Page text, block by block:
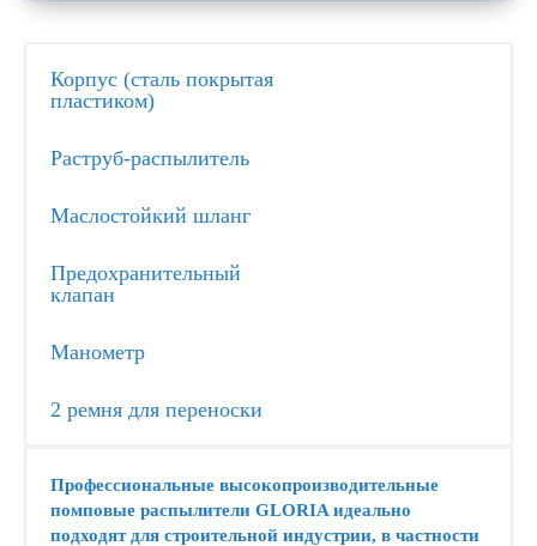
Корпус (сталь покрытая
пластиком)
Раструб-распылитель
Маслостойкий шланг
Предохранительный
клапан
Манометр
2 ремня для переноски
Профессиональные высокопроизводительные
помповые распылители GLORIA идеально
подходят для строительной индустрии, в частности